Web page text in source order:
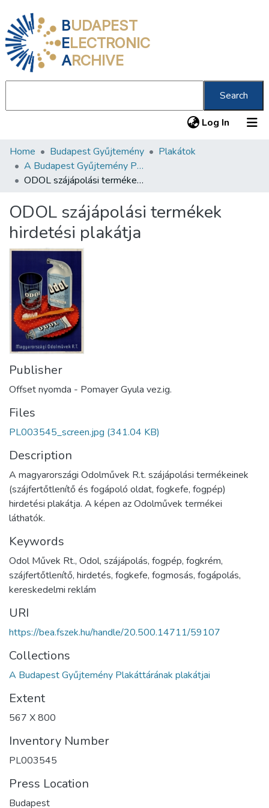
BUDAPEST
ELECTRONIC
ARCHIVE
Search
Log In (current)
Communities & Collections
All of DSpace
About us
Home Budapest Gyűjtemény
Plakátok
A Budapest Gyűjtemény Plakáttárának plakátjai
ODOL szájápolási termékek hirdetési plakátja
ODOL szájápolási termékek
hirdetési plakátja
Publisher
Offset nyomda - Pomayer Gyula vez.ig.
Files
PL003545_screen.jpg (341.04 KB)
Description
A magyarországi Odolművek R.t. szájápolási termékeinek
(szájfertőtlenítő és fogápoló oldat, fogkefe, fogpép)
hirdetési plakátja. A képen az Odolművek termékei
láthatók.
Keywords
Odol Művek Rt., Odol, szájápolás, fogpép, fogkrém,
szájfertőtlenítő, hirdetés, fogkefe, fogmosás, fogápolás,
kereskedelmi reklám
URI
https://bea.fszek.hu/handle/20.500.14711/59107
Collections
A Budapest Gyűjtemény Plakáttárának plakátjai
Extent
567 X 800
Inventory Number
PL003545
Press Location
Budapest